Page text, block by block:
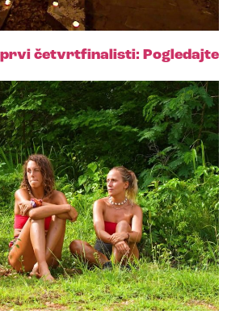
prvi četvrtfinalisti: Pogledajte